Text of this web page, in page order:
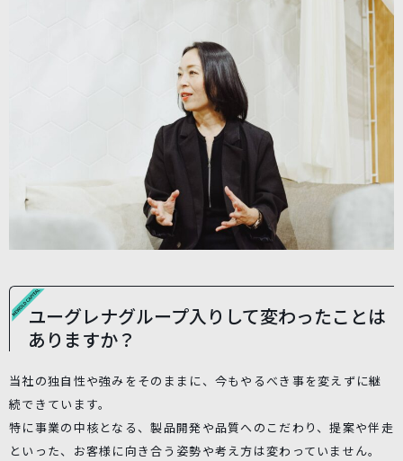
ユーグレナグループ入りして変わったことは
ありますか？
当社の独自性や強みをそのままに、今もやるべき事を変えずに継
続できています。
特に事業の中核となる、製品開発や品質へのこだわり、提案や伴走
といった、お客様に向き合う姿勢や考え方は変わっていません。